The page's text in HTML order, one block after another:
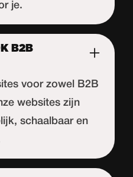
je.
B2B
voor zowel B2B
websites zijn
schaalbaar en